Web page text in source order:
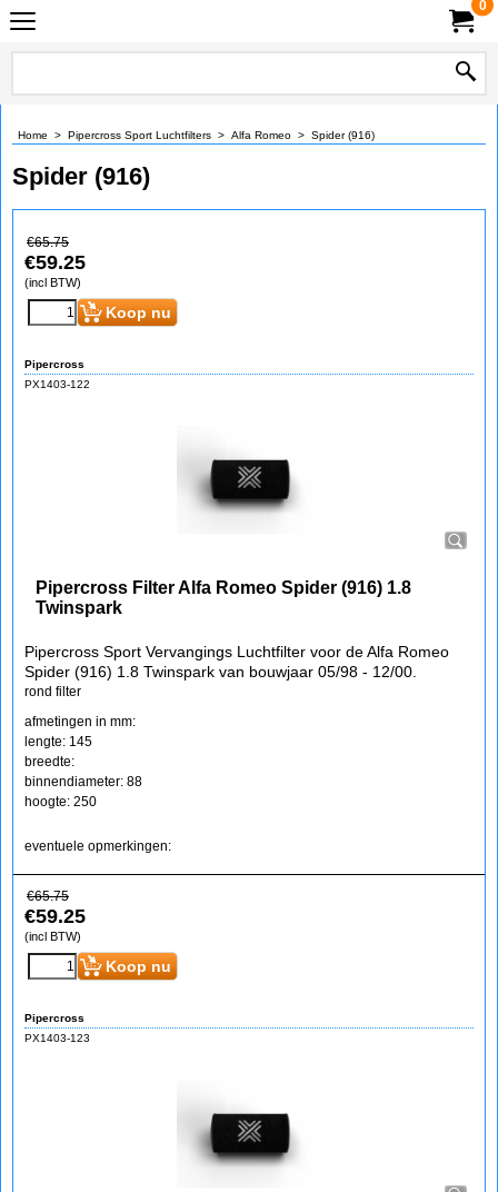
0
Home > Pipercross Sport Luchtfilters > Alfa Romeo > Spider (916)
Spider (916)
€65.75
€59.25
(incl BTW)
Koop nu
Pipercross
PX1403-122
Pipercross Filter Alfa Romeo Spider (916) 1.8
Twinspark
Pipercross Sport Vervangings Luchtfilter voor de Alfa Romeo
Spider (916) 1.8 Twinspark van bouwjaar 05/98 - 12/00.
rond filter
afmetingen in mm:
lengte: 145
breedte:
binnendiameter: 88
hoogte: 250
eventuele opmerkingen:
€65.75
€59.25
(incl BTW)
Koop nu
Pipercross
PX1403-123